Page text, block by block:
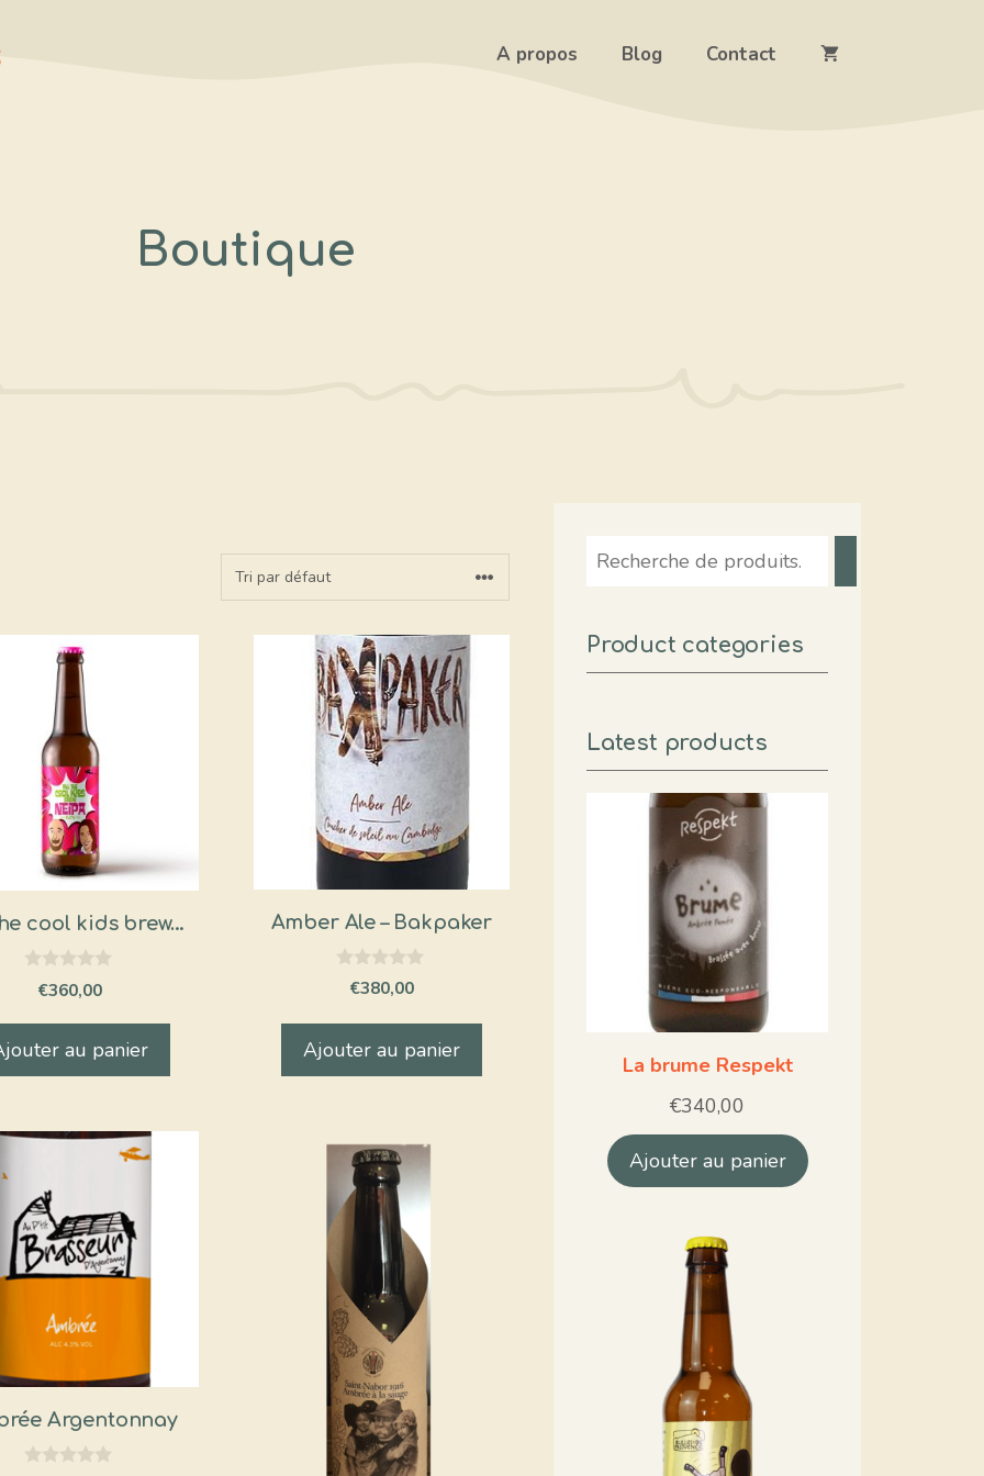
A propos Blog Contact
Boutique
cool kids brew…
s
5
€360,00
au panier
Amber Ale – Bakpaker
s
5
€380,00
Ajouter au panier
Argentonnay
Recherche
Product categories
Latest products
La brume Respekt
€340,00
Ajouter au panier